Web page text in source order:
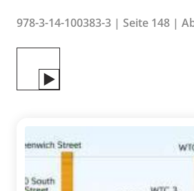
978-3-14-100383-3 | Seite 148 |